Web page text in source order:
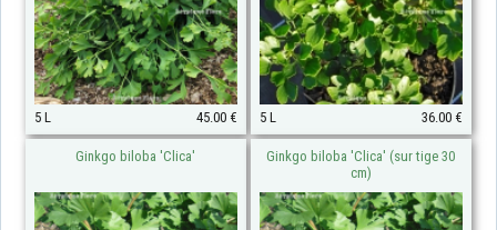
5 L 45.00 € 5 L 36.00 €
Ginkgo biloba 'Clica'
Ginkgo biloba 'Clica' (sur tige 30
cm)